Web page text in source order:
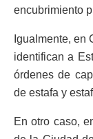
encubrimiento
Igualmente, en
identifican a
órdenes de
de estafa y
En otro caso,